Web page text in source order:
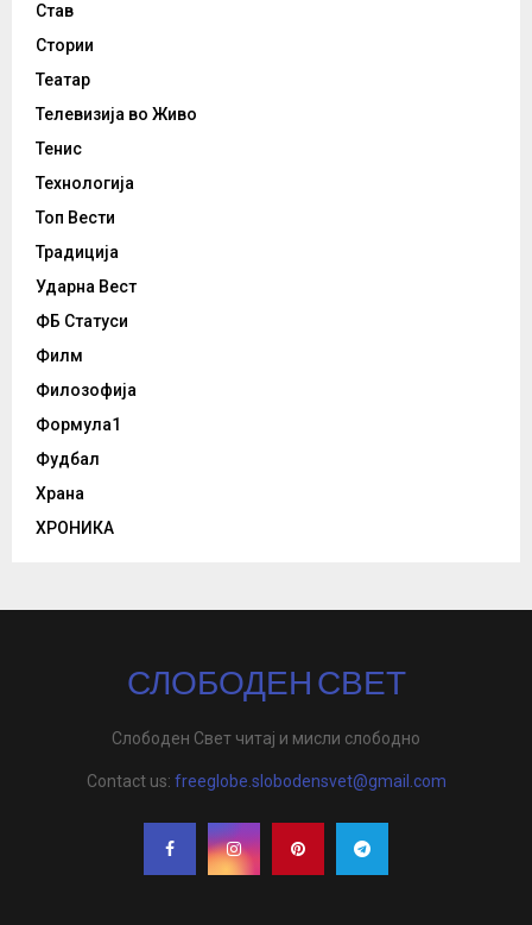
Став
Стории
Театар
Телевизија во Живо
Тенис
Технологија
Топ Вести
Традиција
Ударна Вест
ФБ Статуси
Филм
Филозофија
Формула1
Фудбал
Храна
ХРОНИКА
СЛОБОДЕН СВЕТ
Слободен Свет читај и мисли слободно
Contact us: freeglobe.slobodensvet@gmail.com